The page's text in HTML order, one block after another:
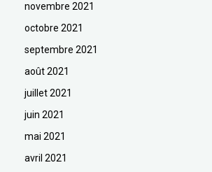
novembre 2021
octobre 2021
septembre 2021
août 2021
juillet 2021
juin 2021
mai 2021
avril 2021